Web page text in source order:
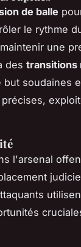
de balle
le rythme
une
des transitions
but soudaines
l'arsenal